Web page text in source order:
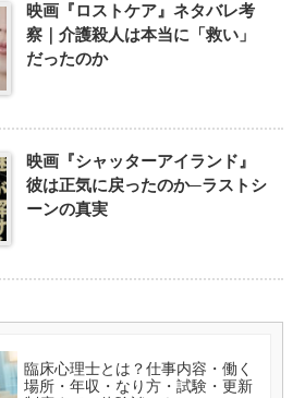
映画『ロストケア』ネタバレ考
察｜介護殺人は本当に「救い」
だったのか
映画『シャッターアイランド』
彼は正気に戻ったのか─ラストシ
ーンの真実
臨床心理士とは？仕事内容・働く
場所・年収・なり方・試験・更新